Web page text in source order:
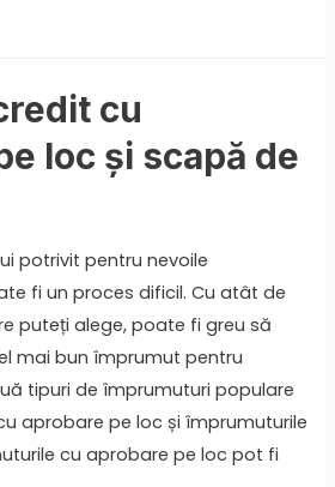
cu
loc și scapă de
potrivit pentru nevoile
fi un proces dificil. Cu atât de
puteți alege, poate fi greu să
mai bun împrumut pentru
tipuri de împrumuturi populare
aprobare pe loc și împrumuturile
cu aprobare pe loc pot fi